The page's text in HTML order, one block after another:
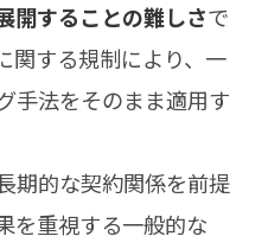
開することの難しさで
関する規制により、一
手法をそのまま適用す
期的な契約関係を前提
を重視する一般的な